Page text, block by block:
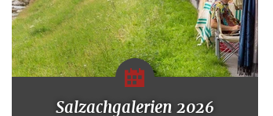
Salzachgalerien 2026